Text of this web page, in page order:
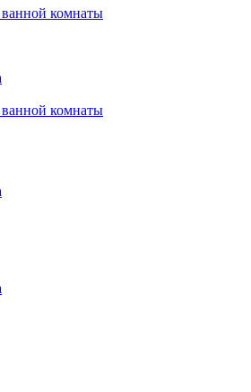
комнаты
комнаты